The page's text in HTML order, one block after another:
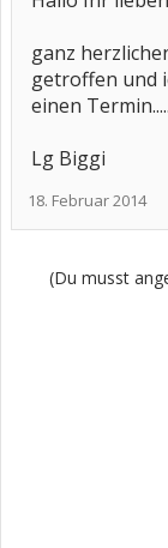
ganz
getroffen und
einen
Lg Biggi
18. Februar 2014
(Du musst